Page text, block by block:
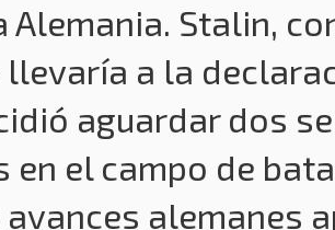
Alemania. Stalin,
llevaría a la
aguardar dos
en el campo de
alemanes